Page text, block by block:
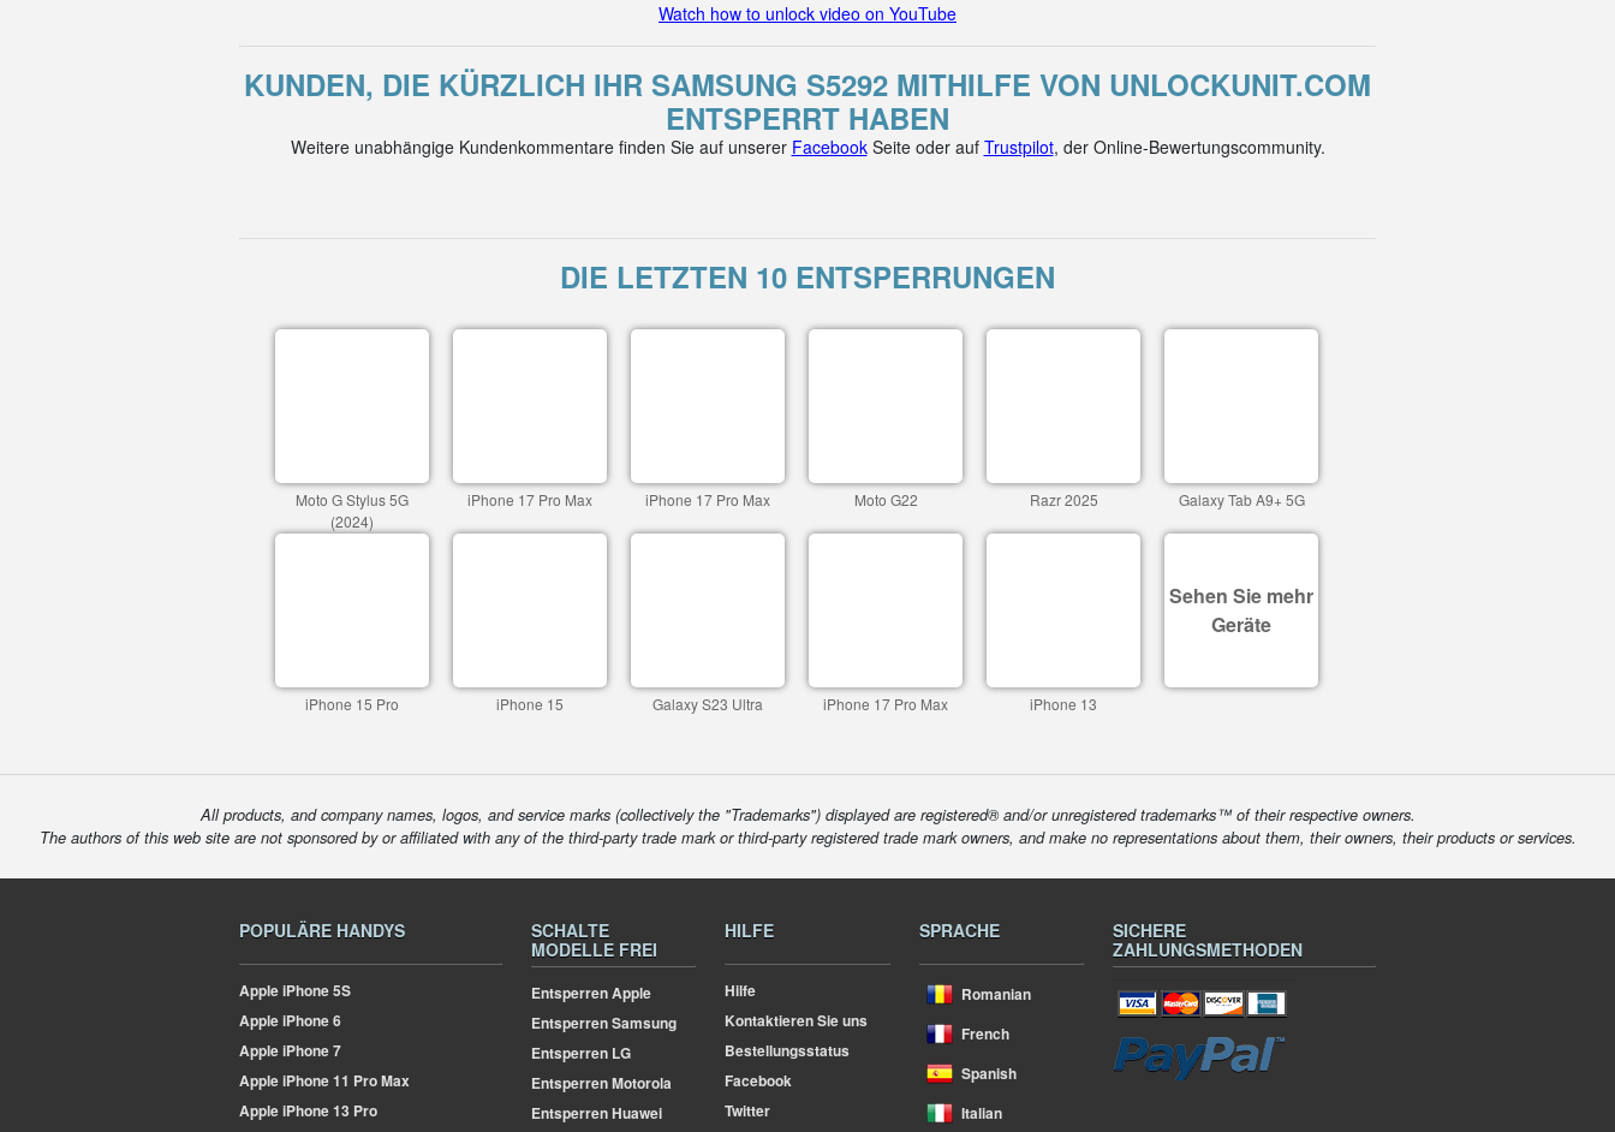
Watch how to unlock video on YouTube
KUNDEN, DIE KÜRZLICH IHR SAMSUNG S5292 MITHILFE VON UNLOCKUNIT.COM
ENTSPERRT HABEN
Weitere unabhängige Kundenkommentare finden Sie auf unserer FacebookSeite oder auf Trustpilot, der Online-Bewertungscommunity.
DIE LETZTEN 10 ENTSPERRUNGEN
Moto G Stylus 5G
(2024)
iPhone 17 Pro Max iPhone 17 Pro Max Moto G22 Razr 2025 Galaxy Tab A9+ 5G
iPhone 15 Pro iPhone 15 Galaxy S23 Ultra iPhone 17 Pro Max iPhone 13
Sehen Sie mehr
Geräte
All products, and company names, logos, and service marks (collectively the "Trademarks") displayed are registered® and/or unregistered trademarks™ of their respective owners.
The authors of this web site are not sponsored by or affiliated with any of the third-party trade mark or third-party registered trade mark owners, and make no representations about them, their owners, their products or services.
POPULÄRE HANDYS
AppleiPhone 5S
AppleiPhone 6
AppleiPhone 7
AppleiPhone 11 Pro Max
AppleiPhone 13 Pro
SCHALTE
MODELLE FREI
Entsperren Apple
Entsperren Samsung
Entsperren LG
Entsperren Motorola
Entsperren Huawei
HILFE
Hilfe
Kontaktieren Sie uns
Bestellungsstatus
Facebook
Twitter
SPRACHE
Romanian
French
Spanish
Italian
SICHERE
ZAHLUNGSMETHODEN